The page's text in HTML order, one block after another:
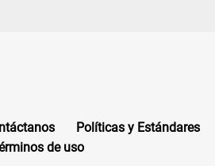
Políticas y Estándares
de uso